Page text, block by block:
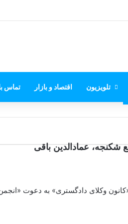
تلویزیون اقتصاد و بازار تماس
شکنجه، عمادالدین باقی